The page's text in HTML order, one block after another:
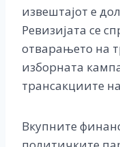
извештајот е
Ревизијата се
отварањето на
изборната
трансакциите
Вкупните